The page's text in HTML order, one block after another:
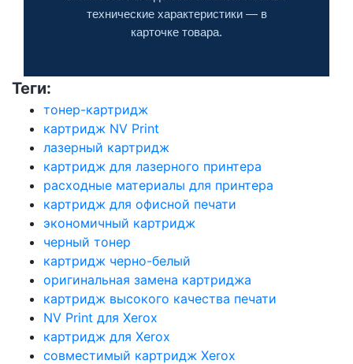
технические характеристики — в
карточке товара.
Теги:
тонер-картридж
картридж NV Print
лазерный картридж
картридж для лазерного принтера
расходные материалы для принтера
картридж для офисной печати
экономичный картридж
черный тонер
картридж черно-белый
оригинальная замена картриджа
картридж высокого качества печати
NV Print для Xerox
картридж для Xerox
совместимый картридж Xerox